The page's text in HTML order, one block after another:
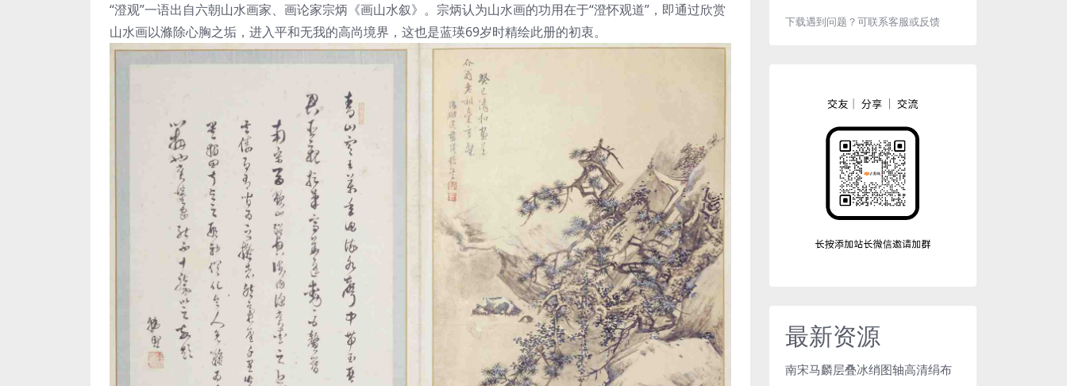
“澄观”一语出自六朝山水画家、画论家宗炳《画山水叙》。宗炳认为山水画的功用在于“澄怀观道”，即通过欣赏
山水画以滌除心胸之垢，进入平和无我的高尚境界，这也是蓝瑛69岁时精绘此册的初衷。
下载遇到问题？可联系客服或反馈
最新资源
南宋马麟层叠冰绡图轴高清绢布